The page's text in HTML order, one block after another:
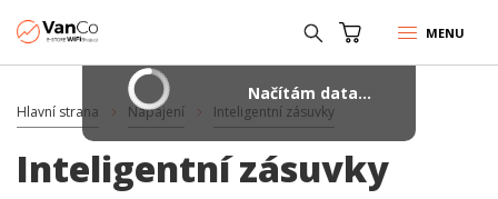
MENU
Hlavní strana Napájení Inteligentní zásuvky
Inteligentní zásuvky
Načítám data...